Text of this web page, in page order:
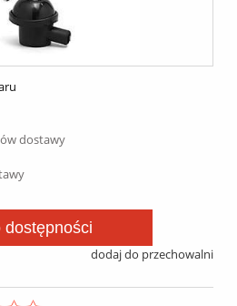
dostawy
dostępności
dodaj do przechowalni